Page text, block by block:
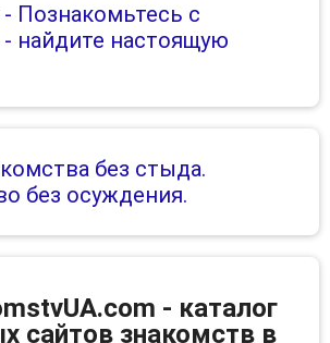
- Познакомьтесь с
найдите настоящую
без стыда.
без осуждения.
- каталог
сайтов знакомств в